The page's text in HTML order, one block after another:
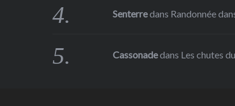
Senterredans Randonnée
Cassonadedans Les chutes